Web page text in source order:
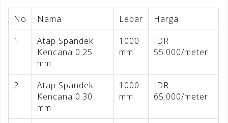
No Nama Lebar
Harga
1
Atap Spandek
Kencana 0.25
mm
1000
mm
IDR
55.000/meter
2
Atap Spandek
Kencana 0.30
mm
1000
mm
IDR
65.000/meter